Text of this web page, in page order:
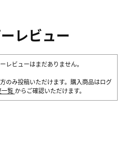
レビュー
レビューはまだありません。
のみ投稿いただけます。購入商品はログ
一覧 からご確認いただけます。